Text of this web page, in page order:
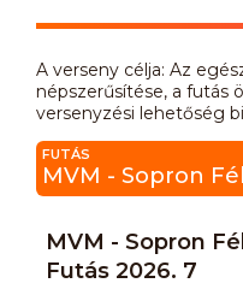
A verseny célja: Az
népszerűsítése, a futás
versenyzési lehetőség
FUTÁS
MVM - Sopron
Futás 2026. 7